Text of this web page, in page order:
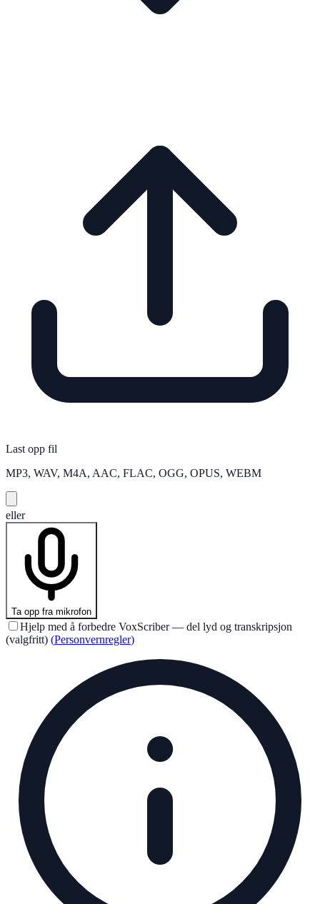
Last opp fil
MP3, WAV, M4A, AAC, FLAC, OGG, OPUS, WEBM
eller
Ta opp fra mikrofon
Hjelp med å forbedre VoxScriber — del lyd og transkripsjon
(valgfritt) (Personvernregler)